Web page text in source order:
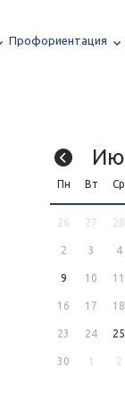
Профориентация
Пн Вт Ср
26 27 28
2 3 4
9 10 11
16 17 18
23 24 25
30 1 2